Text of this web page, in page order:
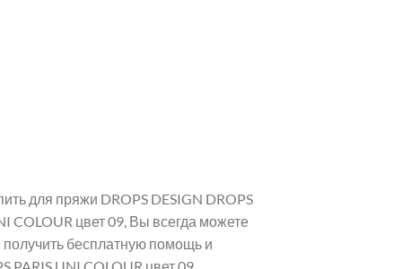
для пряжи DROPS DESIGN DROPS
COLOUR цвет 09, Вы всегда можете
бесплатную помощь и